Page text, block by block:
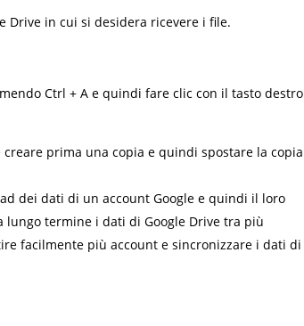
Drive in cui si desidera ricevere i file.
Ctrl + A e quindi fare clic con il tasto destro
prima una copia e quindi spostare la copia
dei dati di un account Google e quindi il loro
lungo termine i dati di Google Drive tra più
facilmente più account e sincronizzare i dati di